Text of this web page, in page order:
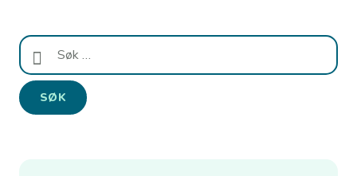
Søk
etter: